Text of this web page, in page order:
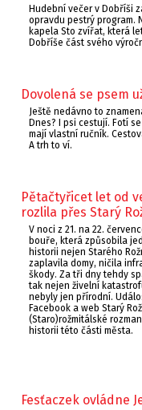
Hudební večer v Dobříši
opravdu pestrý program.
kapela Sto zvířat, která
Dobříše část svého
Dovolená se psem
Ještě nedávno to
Dnes? I psi cestují. Fotí
mají vlastní ručník.
A trh to ví.
Pětačtyřicet let od
rozlila přes Starý
V noci z 21. na 22.
bouře, která způsobila
historii nejen Starého
zaplavila domy, ničila
škody. Za tři dny tehdy
tak nejen živelní
nebyly jen přírodní.
Facebook a web Starý
(Staro)rožmitálské
historii této části města.
Fesťaczek ovládne